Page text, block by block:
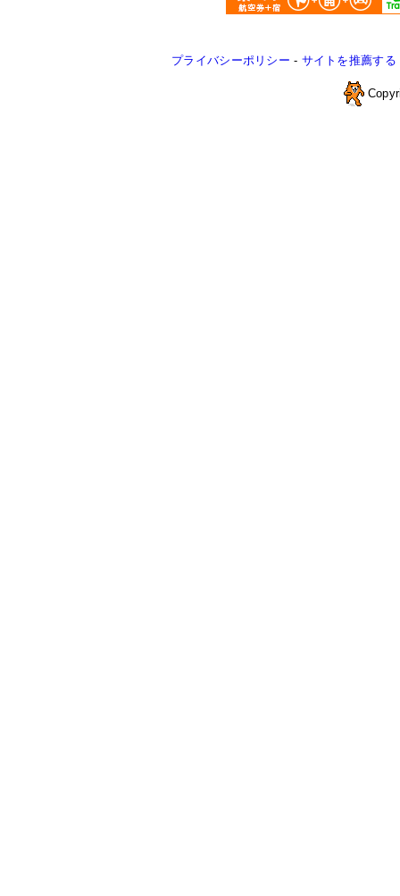
プライバシーポリシー - サイトを推薦する